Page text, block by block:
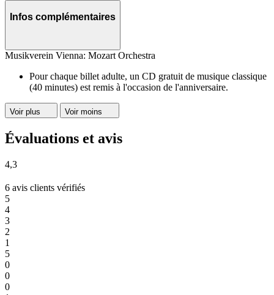
Infos complémentaires
Musikverein Vienna: Mozart Orchestra
Pour chaque billet adulte, un CD gratuit de musique classique
(40 minutes) est remis à l'occasion de l'anniversaire.
Voir plus Voir moins
Évaluations et avis
4,3
6 avis clients vérifiés
5
4
3
2
1
5
0
0
0